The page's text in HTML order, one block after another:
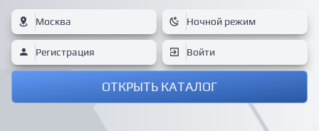
Москва Ночной режим
Регистрация Войти
ОТКРЫТЬ КАТАЛОГ